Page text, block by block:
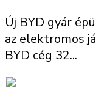
Új BYD gyár
az elektromos
BYD cég 32...